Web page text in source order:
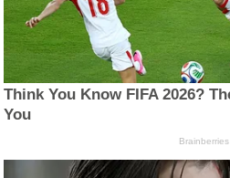
Think You Know FIFA 2026?
You
Brainberries